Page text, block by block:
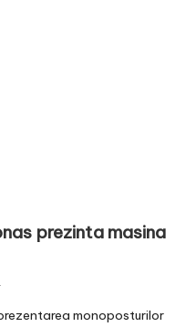
prezinta masina
monoposturilor